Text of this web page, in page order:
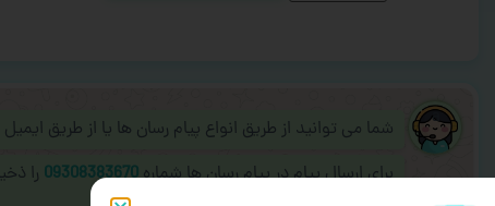
شما می توانید از طریق انواع پیام رسان ها یا از طریق
برای ارسال پیام در پیام رسان ها شماره09308383670 را